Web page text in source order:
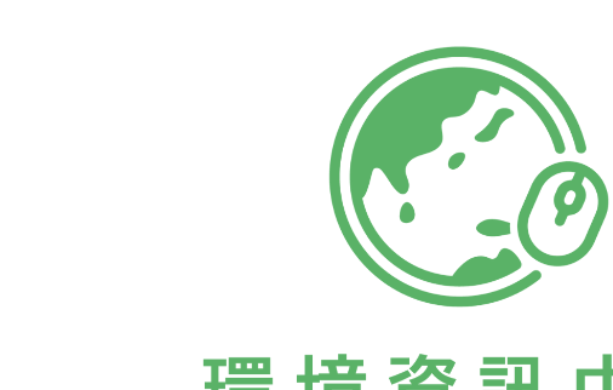
一趟，在兩個朋友極力推薦下，我也開始對日出的鳳
自己向來對這類糕點興趣缺缺，也一直努力奉行「養
不養生」的最高指導原則。在店裡試吃完所有的產品
回家。至今對它在口中殘留的鳳梨香味，還是念念不